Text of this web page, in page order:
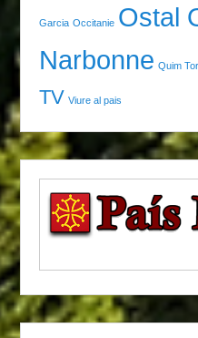
Garcia Occitanie Ostal
Narbonne Quim
TV Viure al pais